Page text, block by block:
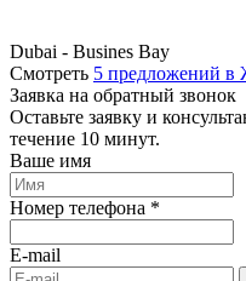
Dubai - Busines Bay
Смотреть 5 предложений в
Заявка на обратный звонок
Оставьте заявку и
течение 10 минут.
Ваше имя
Номер телефона *
E-mail